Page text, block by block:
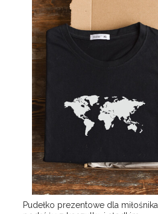
Pudełko prezentowe dla miłośnika